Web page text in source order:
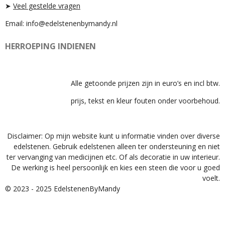
➤ Veel gestelde vragen
Email: info@edelstenenbymandy.nl
HERROEPING INDIENEN
Alle getoonde prijzen zijn in euro’s en incl btw.
prijs, tekst en kleur fouten onder voorbehoud.
Disclaimer: Op mijn website kunt u informatie vinden over diverse
edelstenen. Gebruik edelstenen alleen ter ondersteuning en niet
ter vervanging van medicijnen etc. Of als decoratie in uw interieur.
De werking is heel persoonlijk en kies een steen die voor u goed
voelt.
© 2023 - 2025 EdelstenenByMandy